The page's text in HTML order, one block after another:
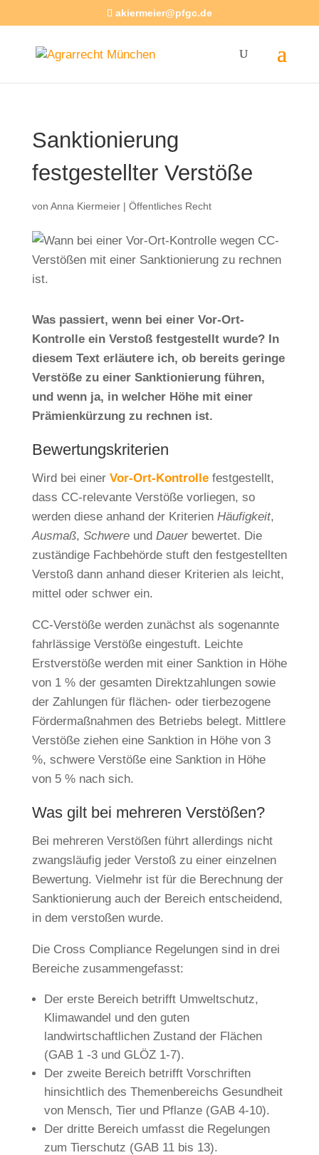
akiermeier@pfgc.de
Sanktionierung
festgestellter Verstöße
von Anna Kiermeier| Öffentliches Recht
Was passiert, wenn bei einer Vor-Ort-
Kontrolle ein Verstoß festgestellt wurde? In
diesem Text erläutere ich, ob bereits geringe
Verstöße zu einer Sanktionierung führen,
und wenn ja, in welcher Höhe mit einer
Prämienkürzung zu rechnen ist.
Bewertungskriterien
Wird bei einer Vor-Ort-Kontrollefestgestellt,
dass CC-relevante Verstöße vorliegen, so
werden diese anhand der Kriterien Häufigkeit,
Ausmaß, Schwereund Dauerbewertet. Die
zuständige Fachbehörde stuft den festgestellten
Verstoß dann anhand dieser Kriterien als leicht,
mittel oder schwer ein.
CC-Verstöße werden zunächst als sogenannte
fahrlässige Verstöße eingestuft. Leichte
Erstverstöße werden mit einer Sanktion in Höhe
von 1 % der gesamten Direktzahlungen sowie
der Zahlungen für flächen- oder tierbezogene
Fördermaßnahmen des Betriebs belegt. Mittlere
Verstöße ziehen eine Sanktion in Höhe von 3
%, schwere Verstöße eine Sanktion in Höhe
von 5 % nach sich.
Was gilt bei mehreren Verstößen?
Bei mehreren Verstößen führt allerdings nicht
zwangsläufig jeder Verstoß zu einer einzelnen
Bewertung. Vielmehr ist für die Berechnung der
Sanktionierung auch der Bereich entscheidend,
in dem verstoßen wurde.
Die Cross Compliance Regelungen sind in drei
Bereiche zusammengefasst:
Der erste Bereich betrifft Umweltschutz,
Klimawandel und den guten
landwirtschaftlichen Zustand der Flächen
(GAB 1 -3 und GLÖZ 1-7).
Der zweite Bereich betrifft Vorschriften
hinsichtlich des Themenbereichs Gesundheit
von Mensch, Tier und Pflanze (GAB 4-10).
Der dritte Bereich umfasst die Regelungen
zum Tierschutz (GAB 11 bis 13).